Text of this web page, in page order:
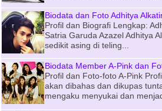
Biodata dan Foto Adhitya
Profil dan Biografi Lengkap:
Satria Garuda Azazel Adhitya
sedikit asing di teling...
Biodata Member A-Pink dan
Profil dan Foto-foto A-Pink
akan dibahas dan dikupas
mengaku menyukai dan